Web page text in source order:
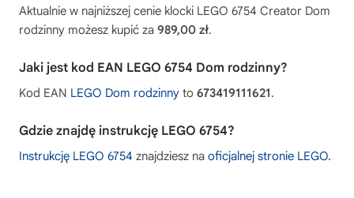
Aktualnie w najniższej cenie klocki LEGO 6754 Creator Dom
rodzinny możesz kupić za 989,00 zł.
Jaki jest kod EAN LEGO 6754 Dom rodzinny?
Kod EAN LEGO Dom rodzinny to 673419111621.
Gdzie znajdę instrukcję LEGO 6754?
Instrukcję LEGO 6754 znajdziesz na oficjalnej stronie LEGO.